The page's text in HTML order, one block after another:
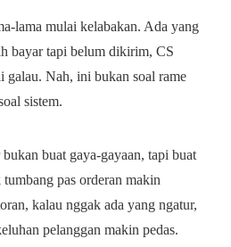
lama mulai kelabakan. Ada yang
bayar tapi belum dikirim, CS
galau. Nah, ini bukan soal rame
sistem.
buat gaya-gayaan, tapi buat
pas orderan makin
kalau nggak ada yang ngatur,
pelanggan makin pedas.